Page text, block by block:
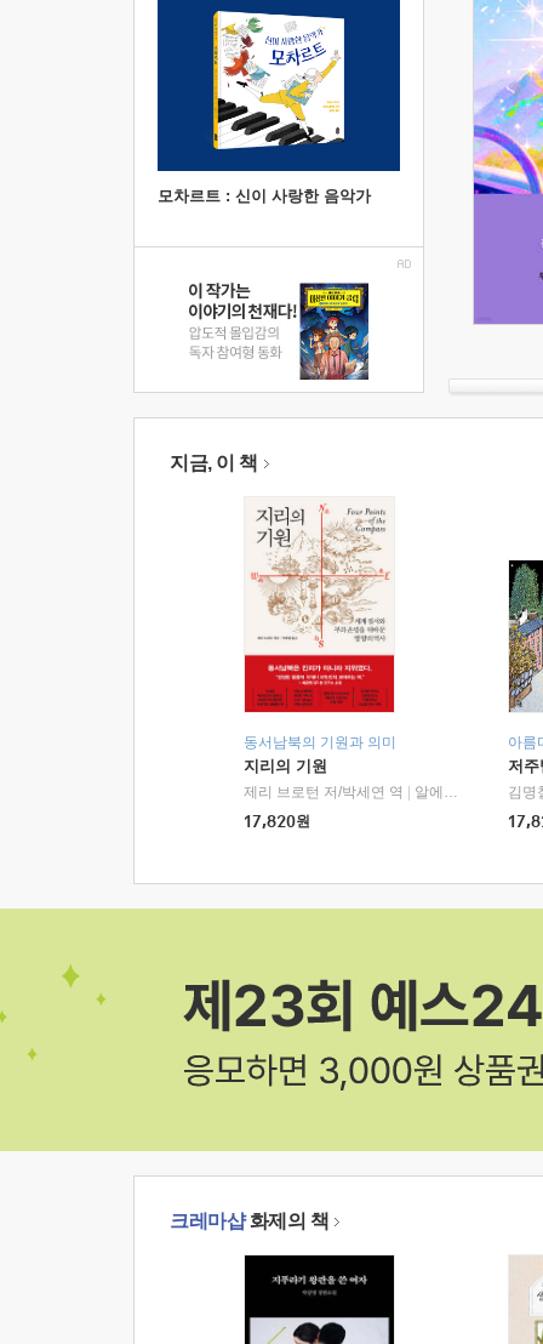
모차르트 : 신이 사랑한 음악가
지금, 이 책
동서남북의 기원과 의미
지리의 기원
제리 브로턴 저/박세연 역
알에이치코리아(RHK)
17,820원
아름
저
김명
크레마샵화제의 책